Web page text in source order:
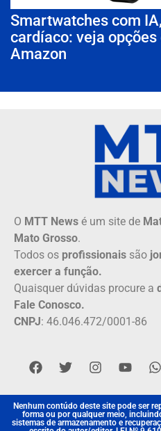
Smartwatches com
cardíaco: veja
Amazon
O MTT News é um site de
Mato Grosso.
Todos os profissionais são
exercer a função.
Quaisquer dúvidas procure a
Fale Conosco.
CNPJ: 46.046.472/0001-86
Nenhum contúdo deste site pode ser
forma ou por qualquer meio,
sistemas de armazenamento e